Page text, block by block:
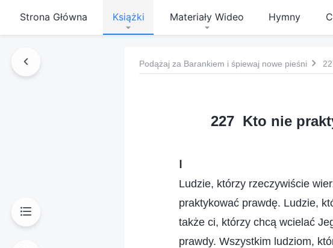
Strona Główna Książki Materiały Wideo Hymny
Podążaj za Barankiem i śpiewaj nowe pieśni
227 Kto nie
Ludzie, którzy rzeczywiście
praktykować prawdę. Ludzie,
także ci, którzy chcą wcielać
prawdy. Wszystkim ludziom,